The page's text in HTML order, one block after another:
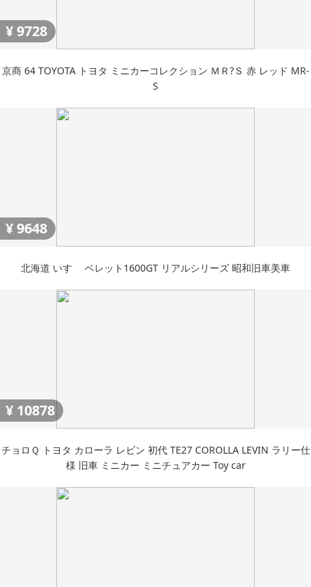
¥9728
京商 64 TOYOTA トヨタ ミニカーコレクション ＭＲ?Ｓ 赤 レッド MR-
S
¥9648
北海道 いすゞ ベレット1600GT リアルシリーズ 昭和旧車美車
¥ 10878
チョロＱ トヨタ カローラ レビン 初代 TE27 COROLLA LEVIN ラリー仕
様 旧車 ミニカー ミニチュアカー Toy car